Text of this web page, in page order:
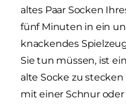
altes Paar Socken
fünf Minuten in ein
knackendes
Sie tun müssen, ist
alte Socke zu
mit einer Schnur